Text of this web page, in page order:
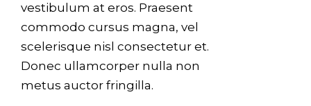
vestibulum at eros. Praesent
commodo cursus magna, vel
scelerisque nisl consectetur et.
Donec ullamcorper nulla non
metus auctor fringilla.